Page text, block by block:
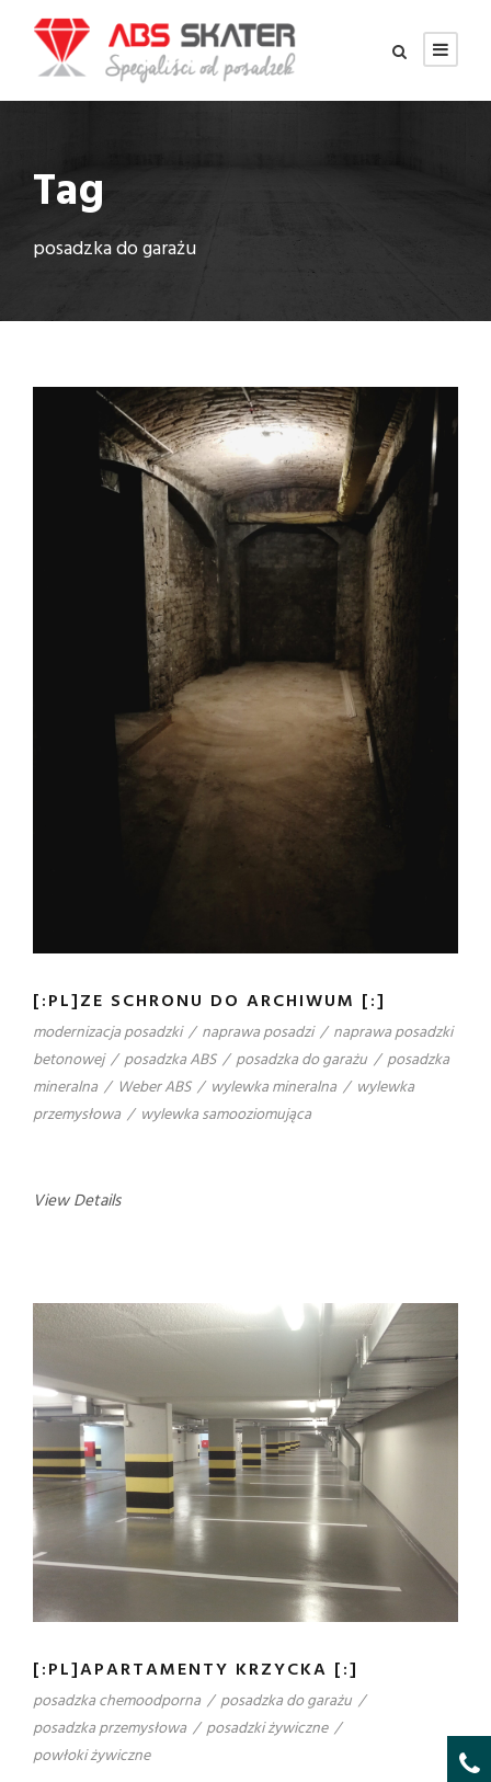
Tag
posadzka do garażu
[:PL]ZE SCHRONU DO ARCHIWUM [:]
modernizacja posadzki / naprawa posadzi / naprawa posadzki
betonowej / posadzka ABS / posadzka do garażu / posadzka
mineralna / Weber ABS / wylewka mineralna / wylewka
przemysłowa / wylewka samooziomująca
View Details
[:PL]APARTAMENTY KRZYCKA [:]
posadzka chemoodporna / posadzka do garażu /
posadzka przemysłowa / posadzki żywiczne /
powłoki żywiczne